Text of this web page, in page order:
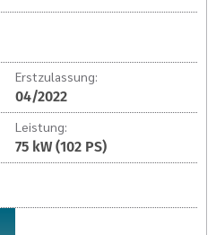
Erstzulassung:
04/2022
Leistung:
75 kW (102 PS)